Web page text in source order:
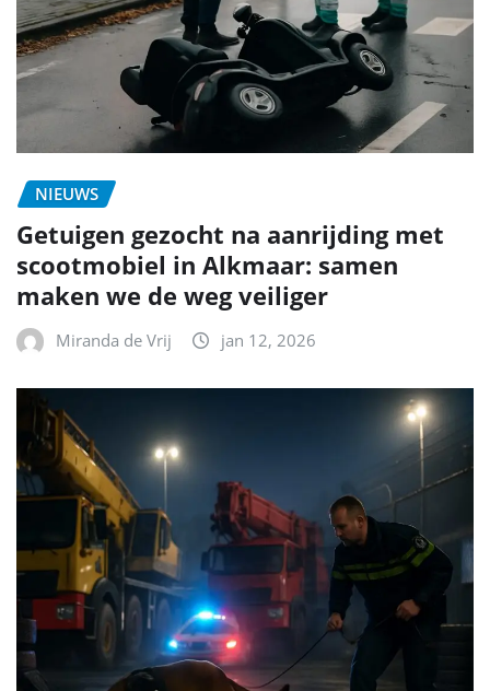
NIEUWS
Getuigen gezocht na aanrijding met
scootmobiel in Alkmaar: samen
maken we de weg veiliger
Miranda de Vrij jan 12, 2026